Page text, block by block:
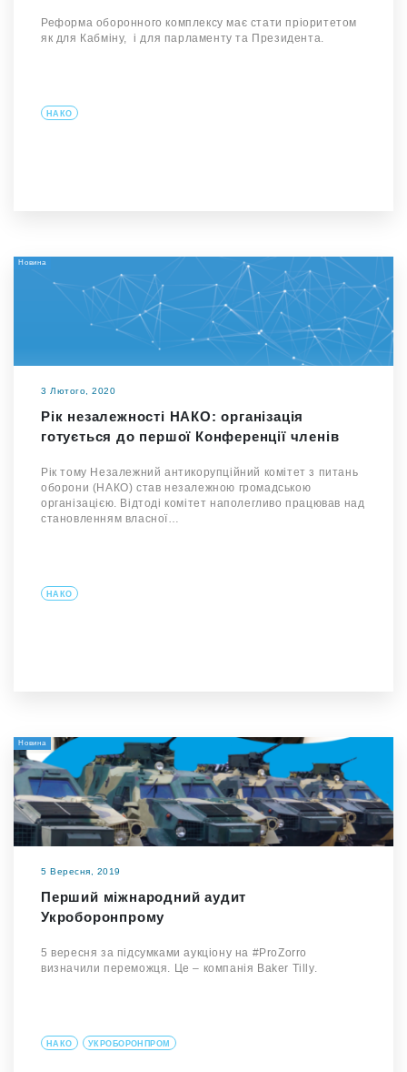
Реформа оборонного комплексу має стати пріоритетом
як для Кабміну, і для парламенту та Президента.
НАКО
Новина
3 Лютого, 2020
Рік незалежності НАКО: організація
готується до першої Конференції членів
Рік тому Незалежний антикорупційний комітет з питань
оборони (НАКО) став незалежною громадською
організацією. Відтоді комітет наполегливо працював над
становленням власної…
НАКО
Новина
5 Вересня, 2019
Перший міжнародний аудит
Укроборонпрому
5 вересня за підсумками аукціону на #ProZorro
визначили переможця. Це – компанія Baker Tilly.
НАКО УКРОБОРОНПРОМ